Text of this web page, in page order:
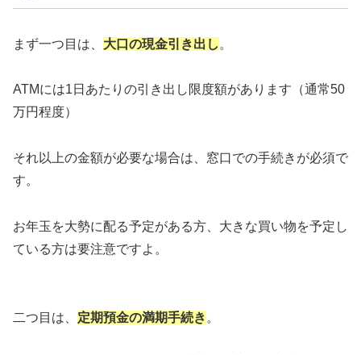
まず一つ目は、 大口の現金引き出し 。
ATMには1日あたりの引き出し限度額があります（通常50
万円程度）
それ以上の金額が必要な場合は、窓口での手続きが必須で
す。
お年玉を大勢に配る予定がある方、大きな買い物を予定し
ている方は要注意ですよ。
二つ目は、 定期預金の満期手続き 。